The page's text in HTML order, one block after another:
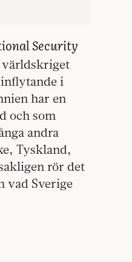
Security
världskriget
i
har en
och som
andra
Tyskland,
rör det
vad Sverige